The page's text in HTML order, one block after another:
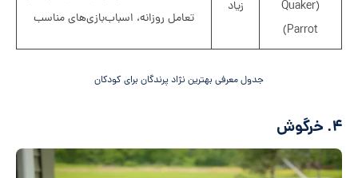
(Quaker
Parrot)
زیاد
تعامل روزانه، اسباب‌بازی‌های مناسب
جدول معرفی بهترین نژاد پرندگان برای کودکان
۴. خرگوش